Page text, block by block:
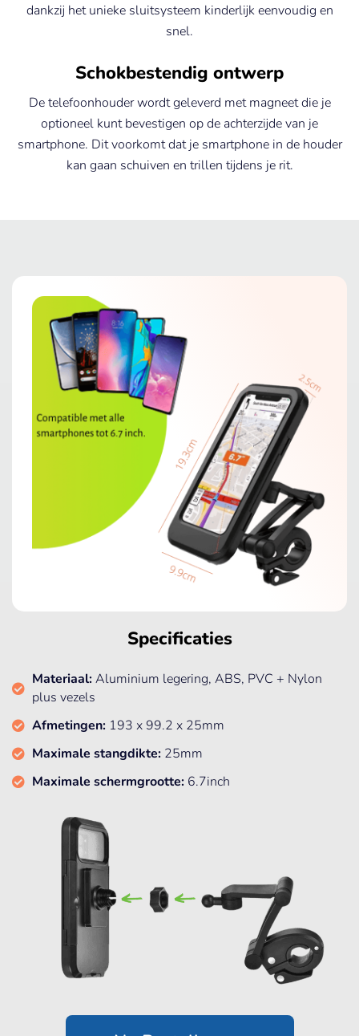
dankzij het unieke sluitsysteem kinderlijk eenvoudig en
snel.
Schokbestendig ontwerp
De telefoonhouder wordt geleverd met magneet die je
optioneel kunt bevestigen op de achterzijde van je
smartphone. Dit voorkomt dat je smartphone in de houder
kan gaan schuiven en trillen tijdens je rit.
Specificaties
Materiaal:Aluminium legering, ABS, PVC + Nylon
plus vezels
Afmetingen: 193 x 99.2 x 25mm
Maximale stangdikte: 25mm
Maximale schermgrootte: 6.7inch